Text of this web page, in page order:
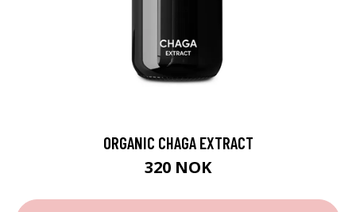
ORGANIC CHAGA EXTRACT
320 NOK